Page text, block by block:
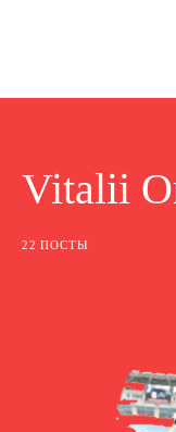
Vitalii
22 ПОСТЫ